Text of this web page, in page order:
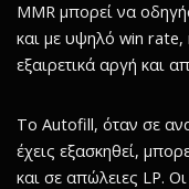
MMR μπορεί να
και με υψηλό win rate,
εξαιρετικά αργή και
Το Autofill, όταν σε
έχεις εξασκηθεί,
και σε απώλειες LP.